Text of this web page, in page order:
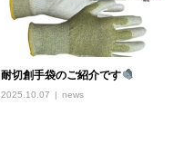
耐切創手袋のご紹介です
2025.10.07 news